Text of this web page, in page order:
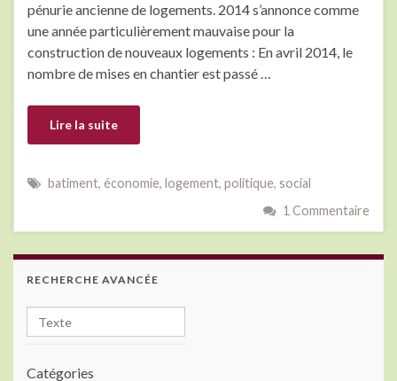
pénurie ancienne de logements. 2014 s’annonce comme
une année particulièrement mauvaise pour la
construction de nouveaux logements : En avril 2014, le
nombre de mises en chantier est passé …
Lire la suite
batiment, économie, logement, politique, social
1 Commentaire
RECHERCHE AVANCÉE
Catégories